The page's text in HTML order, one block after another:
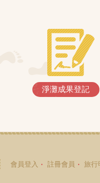
淨灘成果登記
會員登入 註冊會員 旅行